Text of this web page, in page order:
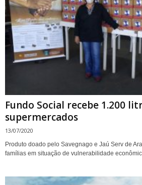
Fundo Social recebe 1.200
supermercados
13/07/2020
Produto doado pelo Savegnago e Jaú Serv de
famílias em situação de vulnerabilidade